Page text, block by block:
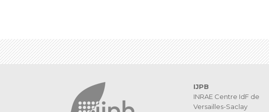
IJPB
INRAE Centre IdF de
Versailles-Saclay